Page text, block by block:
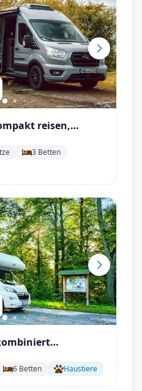
reisen,
Einzelbetten und
3 Betten
6 Betten Haustiere